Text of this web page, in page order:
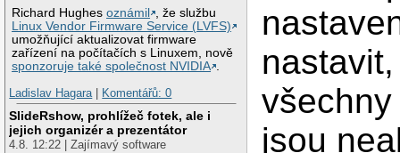
Richard Hughesoznámil
, že službu
Linux Vendor Firmware Service (LVFS)
umožňující aktualizovat firmware
zařízení na počítačích s Linuxem, nově
sponzoruje také společnost NVIDIA .
Ladislav Hagara | Komentářů: 0
SlideRshow, prohlížeč fotek, ale i
jejich organizér a prezentátor
4.8. 12:22 | Zajímavý software
jsou